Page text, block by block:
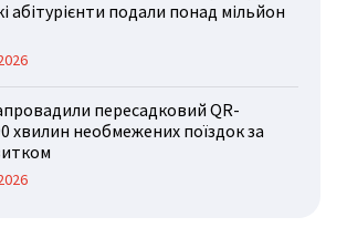
абітурієнти подали понад мільйон
пересадковий QR-
хвилин необмежених поїздок за